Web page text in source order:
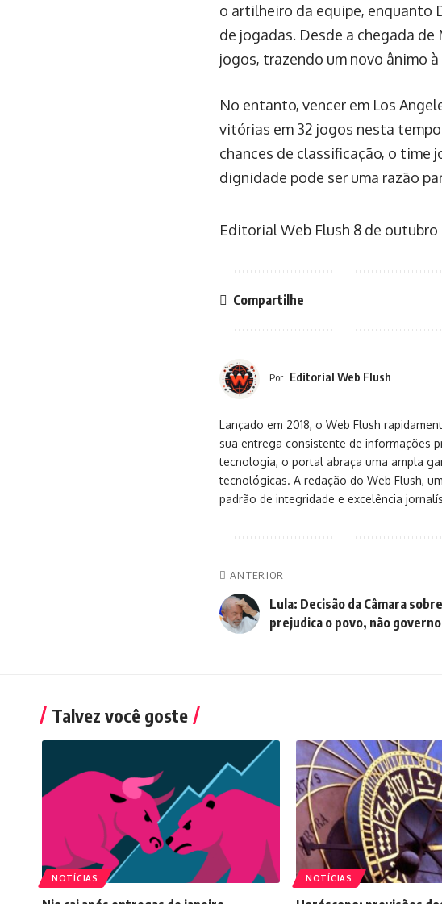
o artilheiro da equipe, enquanto
de jogadas. Desde a chegada
jogos, trazendo um novo ânimo à
No entanto, vencer em Los
vitórias em 32 jogos nesta
chances de classificação, o time
dignidade pode ser uma razão
Editorial Web Flush 8 de outubro
Compartilhe
Por Editorial Web Flush
Lançado em 2018, o Web Flush
sua entrega consistente de informações
tecnologia, o portal abraça uma ampla
tecnológicas. A redação do Web Flush,
padrão de integridade e excelência
ANTERIOR
Lula: Decisão da Câmara
prejudica o povo, não governo
Talvez você goste
NOTÍCIAS NOTÍCIAS